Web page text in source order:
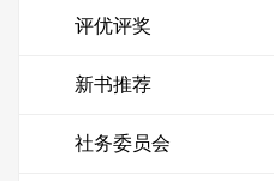
评优评奖
新书推荐
社务委员会